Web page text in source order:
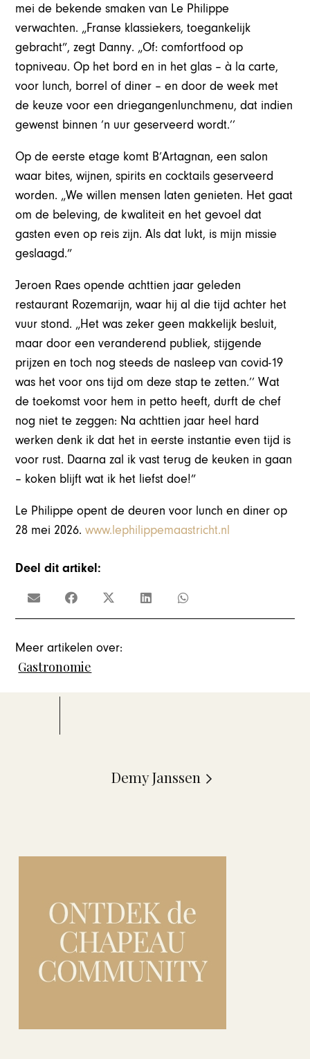
mei de bekende smaken van Le Philippe
verwachten. „Franse klassiekers, toegankelijk
gebracht”, zegt Danny. „Of: comfortfood op
topniveau. Op het bord en in het glas – à la carte,
voor lunch, borrel of diner – en door de week met
de keuze voor een driegangenlunchmenu, dat indien
gewenst binnen ’n uur geserveerd wordt.’’
Op de eerste etage komt B’Artagnan, een salon
waar bites, wijnen, spirits en cocktails geserveerd
worden. „We willen mensen laten genieten. Het gaat
om de beleving, de kwaliteit en het gevoel dat
gasten even op reis zijn. Als dat lukt, is mijn missie
geslaagd.”
Jeroen Raes opende achttien jaar geleden
restaurant Rozemarijn, waar hij al die tijd achter het
vuur stond. „Het was zeker geen makkelijk besluit,
maar door een veranderend publiek, stijgende
prijzen en toch nog steeds de nasleep van covid-19
was het voor ons tijd om deze stap te zetten.’’ Wat
de toekomst voor hem in petto heeft, durft de chef
nog niet te zeggen: Na achttien jaar heel hard
werken denk ik dat het in eerste instantie even tijd is
voor rust. Daarna zal ik vast terug de keuken in gaan
– koken blijft wat ik het liefst doe!”
Le Philippe opent de deuren voor lunch en diner op
28 mei 2026.www.lephilippemaastricht.nl
Deel dit artikel:
Meer artikelen over:
Gastronomie
Demy Janssen